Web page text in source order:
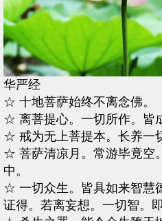
华严经
☆ 十地菩萨始终不离念佛。
☆ 离菩提心。一切所作。皆
☆ 戒为无上菩提本。长养一
☆ 菩萨清凉月。常游毕竟空
中。
☆ 一切众生。皆具如来智慧
证得。若离妄想。一切智。